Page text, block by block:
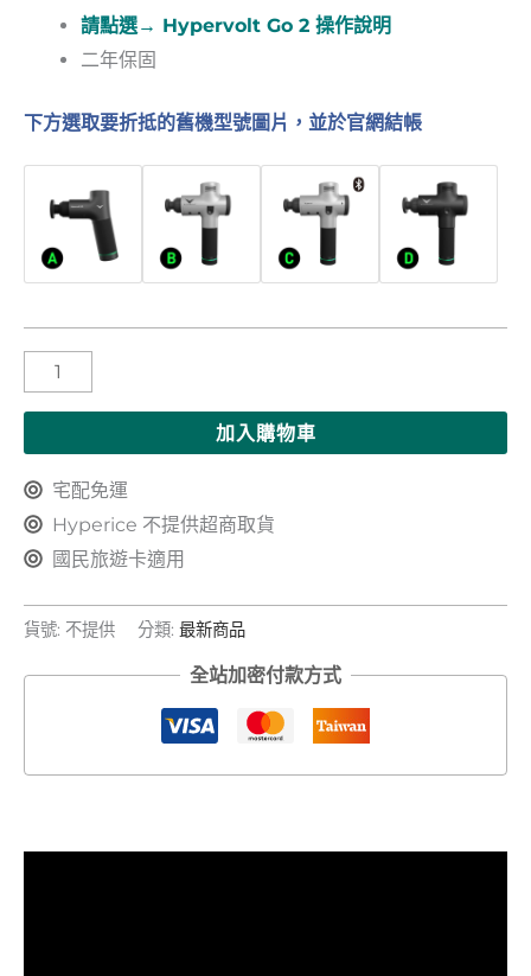
請點選→ Hypervolt Go 2 操作說明
二年保固
下方選取要折抵的舊機型號圖片，並於官網結帳
加入購物車
宅配免運
Hyperice 不提供超商取貨
國民旅遊卡適用
貨號: 不提供 分類: 最新商品
全站加密付款方式